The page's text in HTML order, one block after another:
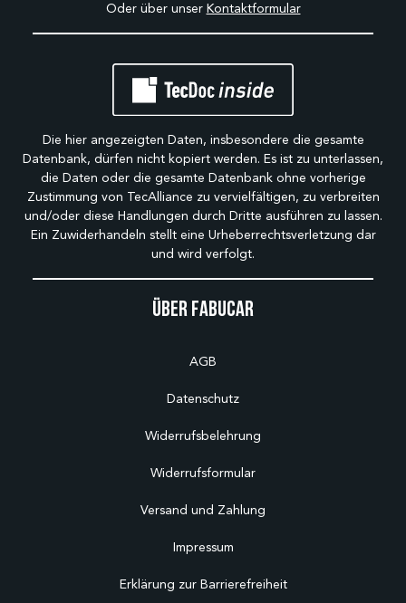
Über Fabucar
AGB
Datenschutz
Widerrufsbelehrung
Widerrufsformular
Versand und Zahlung
Impressum
Erklärung zur Barrierefreiheit
Oder über unser Kontaktformular
Die hier angezeigten Daten, insbesondere die gesamte
Datenbank, dürfen nicht kopiert werden. Es ist zu unterlassen,
die Daten oder die gesamte Datenbank ohne vorherige
Zustimmung von TecAlliance zu vervielfältigen, zu verbreiten
und/oder diese Handlungen durch Dritte ausführen zu lassen.
Ein Zuwiderhandeln stellt eine Urheberrechtsverletzung dar
und wird verfolgt.